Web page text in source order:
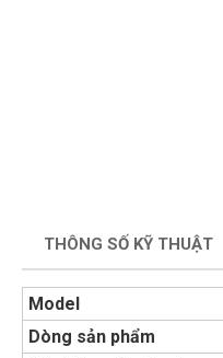
THÔNG SỐ KỸ THUẬT
Model
Dòng sản phẩm